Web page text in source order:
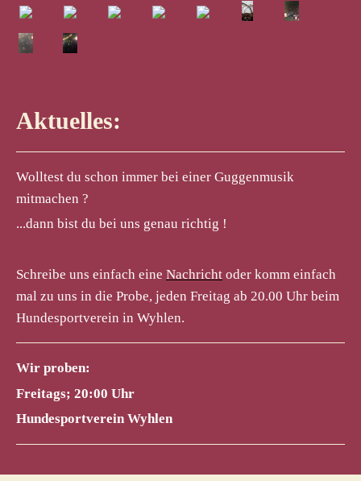
Aktuelles:
Wolltest du schon immer bei einer Guggenmusik
mitmachen ?
...dann bist du bei uns genau richtig !
Schreibe uns einfach eine Nachricht oder komm einfach
mal zu uns in die Probe, jeden Freitag ab 20.00 Uhr beim
Hundesportverein in Wyhlen.
Wir proben:
Freitags; 20:00 Uhr
Hundesportverein Wyhlen